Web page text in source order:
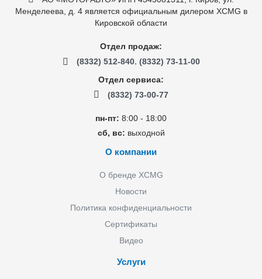
Менделеева, д. 4 является официальным дилером XCMG в
Кировской области
Отдел продаж:
(8332) 512-840, (8332) 73-11-00
Отдел сервиса:
(8332) 73-00-77
пн-пт: 8:00 - 18:00
сб, вс: выходной
О компании
О бренде XCMG
Новости
Политика конфиденциальности
Сертификаты
Видео
Услуги